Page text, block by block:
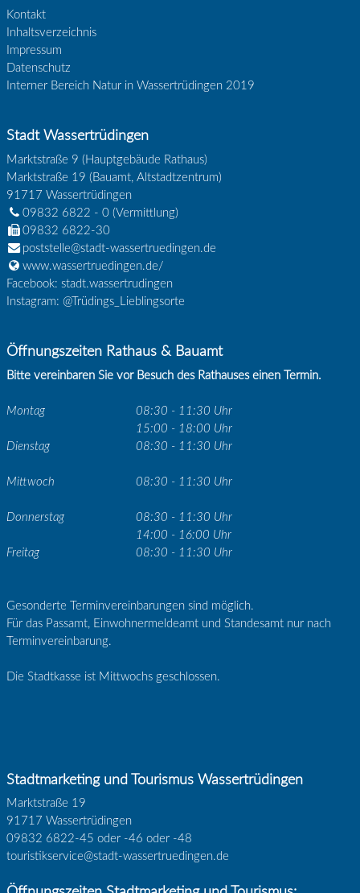
Kontakt
Inhaltsverzeichnis
Impressum
Datenschutz
Interner Bereich Natur in Wassertrüdingen 2019
Stadt Wassertrüdingen
Marktstraße 9 (Hauptgebäude Rathaus)
Marktstraße 19 (Bauamt, Altstadtzentrum)
91717 Wassertrüdingen
09832 6822 - 0(Vermittlung)
09832 6822-30
poststelle@stadt-wassertruedingen.de
www.wassertruedingen.de/
Facebook: stadt.wassertrudingen
Instagram: @Trüdings_Lieblingsorte
Öffnungszeiten Rathaus & Bauamt
Bitte vereinbaren Sie vor Besuch des Rathauses einen Termin.
Montag
08:30 - 11:30 Uhr
15:00 - 18:00 Uhr
Dienstag
08:30 - 11:30 Uhr
Mittwoch 08:30 - 11:30 Uhr
Donnerstag
08:30 - 11:30 Uhr
14:00 - 16:00 Uhr
Freitag
08:30 - 11:30 Uhr
Gesonderte Terminvereinbarungen sind möglich.
Für das Passamt, Einwohnermeldeamt und Standesamt nur nach
Terminvereinbarung.
Die Stadtkasse ist Mittwochs geschlossen.
Stadtmarketing und Tourismus Wassertrüdingen
Marktstraße 19
91717 Wassertrüdingen
09832 6822-45 oder -46 oder -48
touristikservice@stadt-wassertruedingen.de